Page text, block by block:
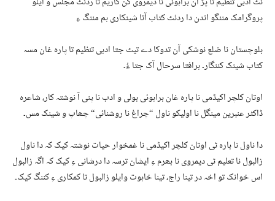
پروگرامک مننگو اندن دا ردئٹ کتاب آتا شینکاری ہم مننگ ءِ
بلوچستان نا ضلع نوشکی آن تدوکا دے تیٹ جتا ادبی تنظیم تا پارہ غان مسہ
کتاب شینک کننگار۔ ہرافتا سرحال آک جتا ءُ۔
اوتان کلچر اکیڈمی نا پارہ غان براہوئی بولی و ادب نا پنی آ نوشتہ کار، شاعرہ
ڈاکٹر عنبرین مینگل نا اولیکو ناول “چراغ نا روشنائی“ چھاپ و شینک مس۔
دا ناول نا بارہ ٹی اوتان کلچر اکیڈمی نا غمخوار حیات نوشتہ کیک کہ دا ناول
زالبول نا تعلیم ٹی دیمروی نا بھرم ءِ ایشان ترسہ دا درشانی ءِ کیک کہ اگہ زالبول
اس خوانک تو اخہ در تینا راج، تینا خاہوت وایلو زالبول تا کمکاری ءِ کننگ کیک۔